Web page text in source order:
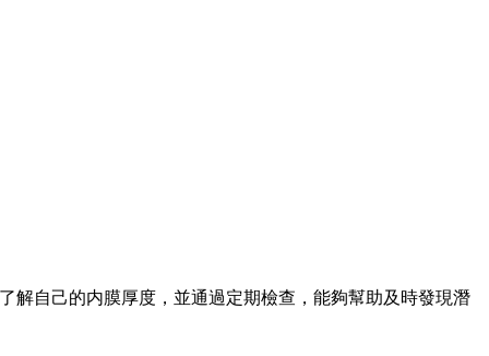
自己的内膜厚度，並通過定期檢查，能夠幫助及時發現潛